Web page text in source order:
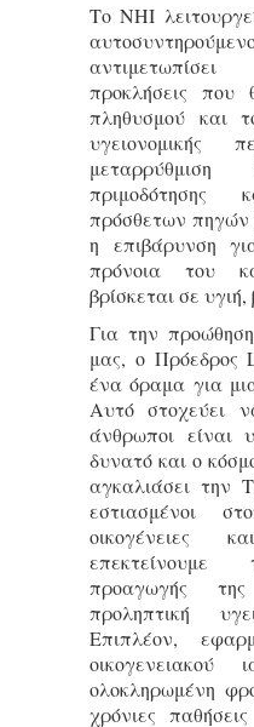
Το NHI
προκλήσεις που
πληθυσμού και
υγειονομικής
πρόσθετων πηγών
η επιβάρυνση
πρόνοια του
βρίσκεται σε
Για την
μας, ο Πρόεδρος
ένα όραμα για
Αυτό στοχεύει
άνθρωποι είναι
δυνατό και ο
αγκαλιάσει την
εστιασμένοι
οικογένειες
επεκτείνουμε
προαγωγής
προληπτική
Επιπλέον,
οικογενειακού
ολοκληρωμένη
χρόνιες